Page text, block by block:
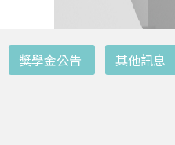
獎學金公告 其他訊息